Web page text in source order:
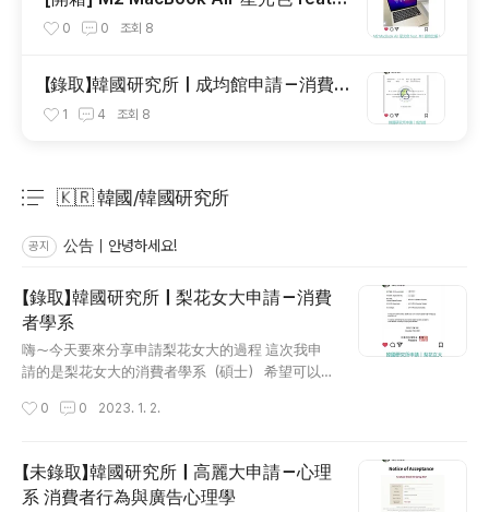
M1 銀色比較！
0 0 조회 8
【錄取】韓國研究所｜成均館申請－消費
者學系
1 4 조회 8
🇰🇷 韓國/韓國研究所
공지 公告｜안녕하세요!
【錄取】韓國研究所｜梨花女大申請－消費
者學系
嗨～今天要來分享申請梨花女大的過程 這次我申
請的是梨花女大的消費者學系（碩士） 希望可以
到學校的offer +全年全額獎學金 （但梨花對不
可以順順利利！ 在這邊先幫大家附上梨花女大申
請公告的網址： http://isa.ewha.ac.kr/oisa/1442/
subview.do 이화여자대학교 국제학생팀 이화여자대학
0 0 2023. 1. 2.
【未錄取】韓國研究所｜高麗大申請－心理
系 消費者行為與廣告心理學